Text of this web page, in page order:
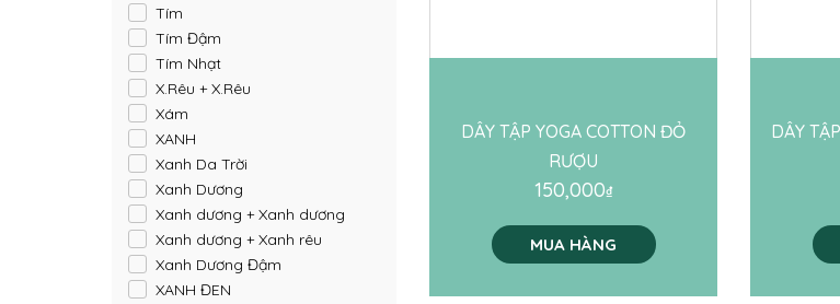
Tím
Tím Đậm
Tím Nhạt
X.Rêu + X.Rêu
Xám
XANH
Xanh Da Trời
Xanh Dương
Xanh dương + Xanh dương
Xanh dương + Xanh rêu
Xanh Dương Đậm
XANH ĐEN
DÂY TẬP YOGA COTTON ĐỎ
RƯỢU
150,000₫
MUA HÀNG
DÂY